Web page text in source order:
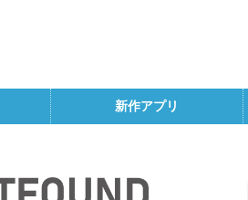
新作アプリ